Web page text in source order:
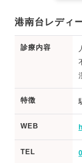
港南台レディ
診療内容
特徴
WEB
TEL